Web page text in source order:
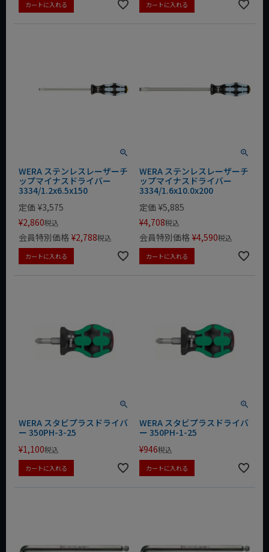
カートに入れる カートに入れる
WERA ステンレスレーザーチ
ップマイナスドライバー
3334/1.2x6.5x150
定価 ¥3,575
¥2,860税込
会員特別価格 ¥2,788税込
カートに入れる
WERA ステンレスレーザーチ
ップマイナスドライバー
3334/1.6x10.0x200
定価 ¥5,885
¥4,708税込
会員特別価格 ¥4,590税込
カートに入れる
WERA スタビプラスドライバ
ー 350PH-3-25
¥1,100税込
カートに入れる
WERA スタビプラスドライバ
ー 350PH-1-25
¥946税込
カートに入れる